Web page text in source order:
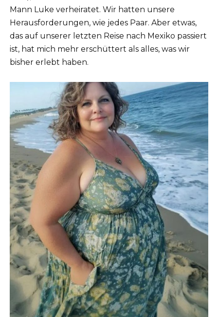
Mann Luke verheiratet. Wir hatten unsere
Herausforderungen, wie jedes Paar. Aber etwas,
das auf unserer letzten Reise nach Mexiko passiert
ist, hat mich mehr erschüttert als alles, was wir
bisher erlebt haben.